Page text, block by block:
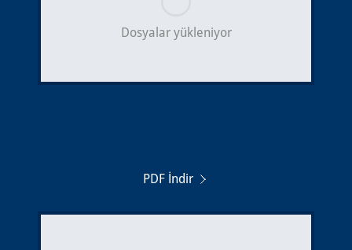
Dosyalar yükleniyor
PDF İndir